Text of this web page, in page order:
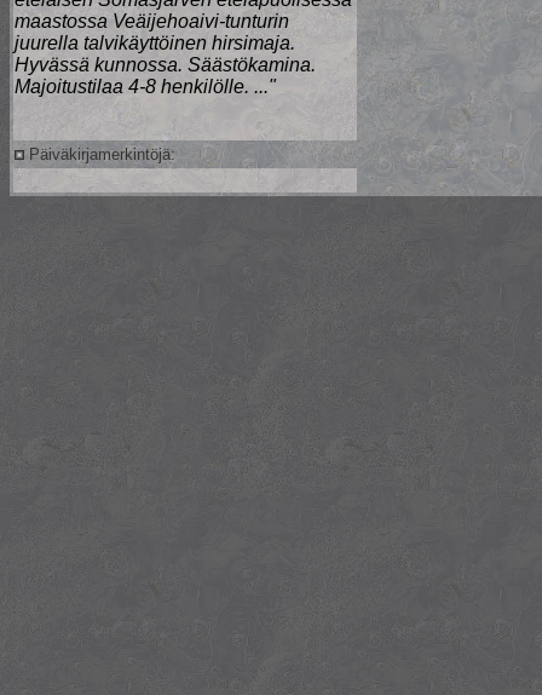
maastossa Veäijehoaivi-tunturin
juurella talvikäyttöinen hirsimaja.
Hyvässä kunnossa. Säästökamina.
Majoitustilaa 4-8 henkilölle. ..."
Päiväkirjamerkintöjä: